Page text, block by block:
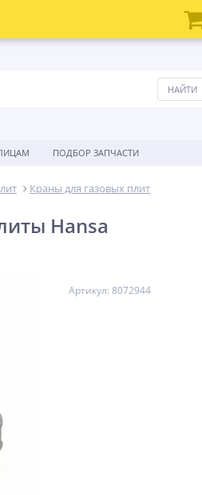
ПОДБОР ЗАПЧАСТИ
Краны для газовых плит
Hansa
Артикул: 8072944